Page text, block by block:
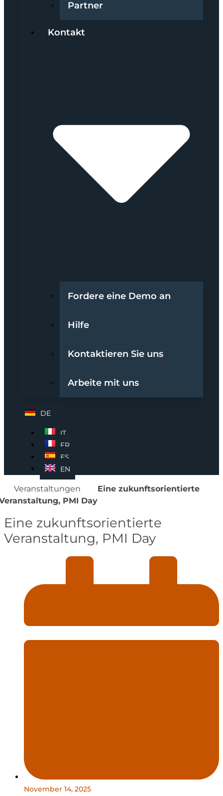
Partner
Kontakt
Fordere eine Demo an
Hilfe
Kontaktieren Sie uns
Arbeite mit uns
DE
IT
FR
ES
EN
Veranstaltungen
Eine zukunftsorientierte
PMI Day
Eine zukunftsorientierte
Veranstaltung, PMI Day
November 14, 2025